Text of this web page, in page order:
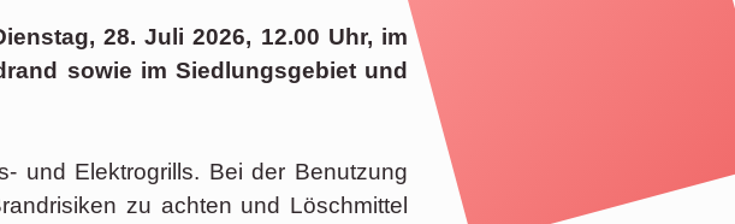
28. Juli 2026, 12.00 Uhr, im
sowie im Siedlungsgebiet und
und Elektrogrills. Bei der Benutzung
zu achten und Löschmittel